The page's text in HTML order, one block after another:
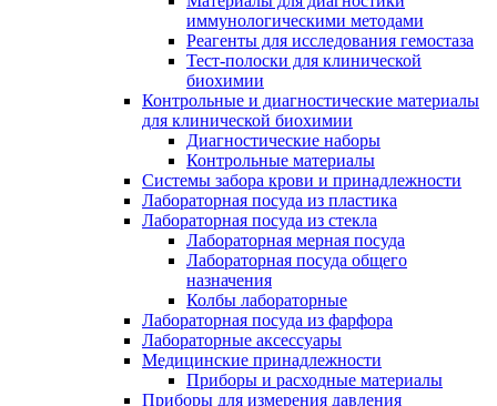
иммунологическими методами
Реагенты для исследования гемостаза
Тест-полоски для клинической
биохимии
Контрольные и диагностические материалы
для клинической биохимии
Диагностические наборы
Контрольные материалы
Системы забора крови и принадлежности
Лабораторная посуда из пластика
Лабораторная посуда из стекла
Лабораторная мерная посуда
Лабораторная посуда общего
назначения
Колбы лабораторные
Лабораторная посуда из фарфора
Лабораторные аксессуары
Медицинские принадлежности
Приборы и расходные материалы
Приборы для измерения давления